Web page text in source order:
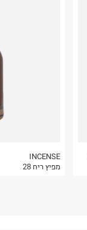
INCENSE
מפיץ ריח 28